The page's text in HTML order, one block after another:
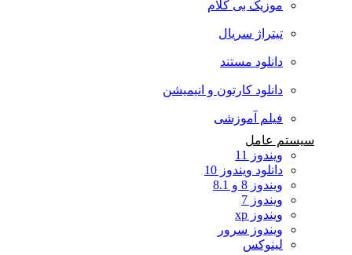
موزیک بی کلام
تیتراژ سریال
دانلود مستند
دانلود کارتون و انیمیشن
فیلم آموزشی
سیستم عامل
ویندوز 11
دانلود ویندوز 10
ویندوز 8 و 8.1
ویندوز 7
ویندوز xp
ویندوز سرور
لینوکس